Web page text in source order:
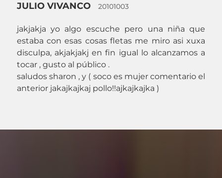
JULIO VIVANCO 20101003
jakjakja yo algo escuche pero una niña que
estaba con esas cosas fletas me miro asi xuxa
disculpa, akjakjakj en fin igual lo alcanzamos a
tocar , gusto al público .
saludos sharon , y ( soco es mujer comentario el
anterior jakajkajkaj pollo!!ajkajkajka )